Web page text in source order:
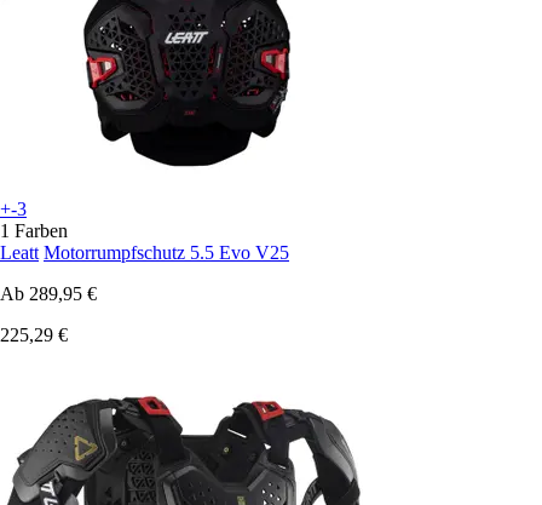
+-3
1 Farben
Leatt Motorrumpfschutz 5.5 Evo V25
Ab 289,95 €
225,29 €